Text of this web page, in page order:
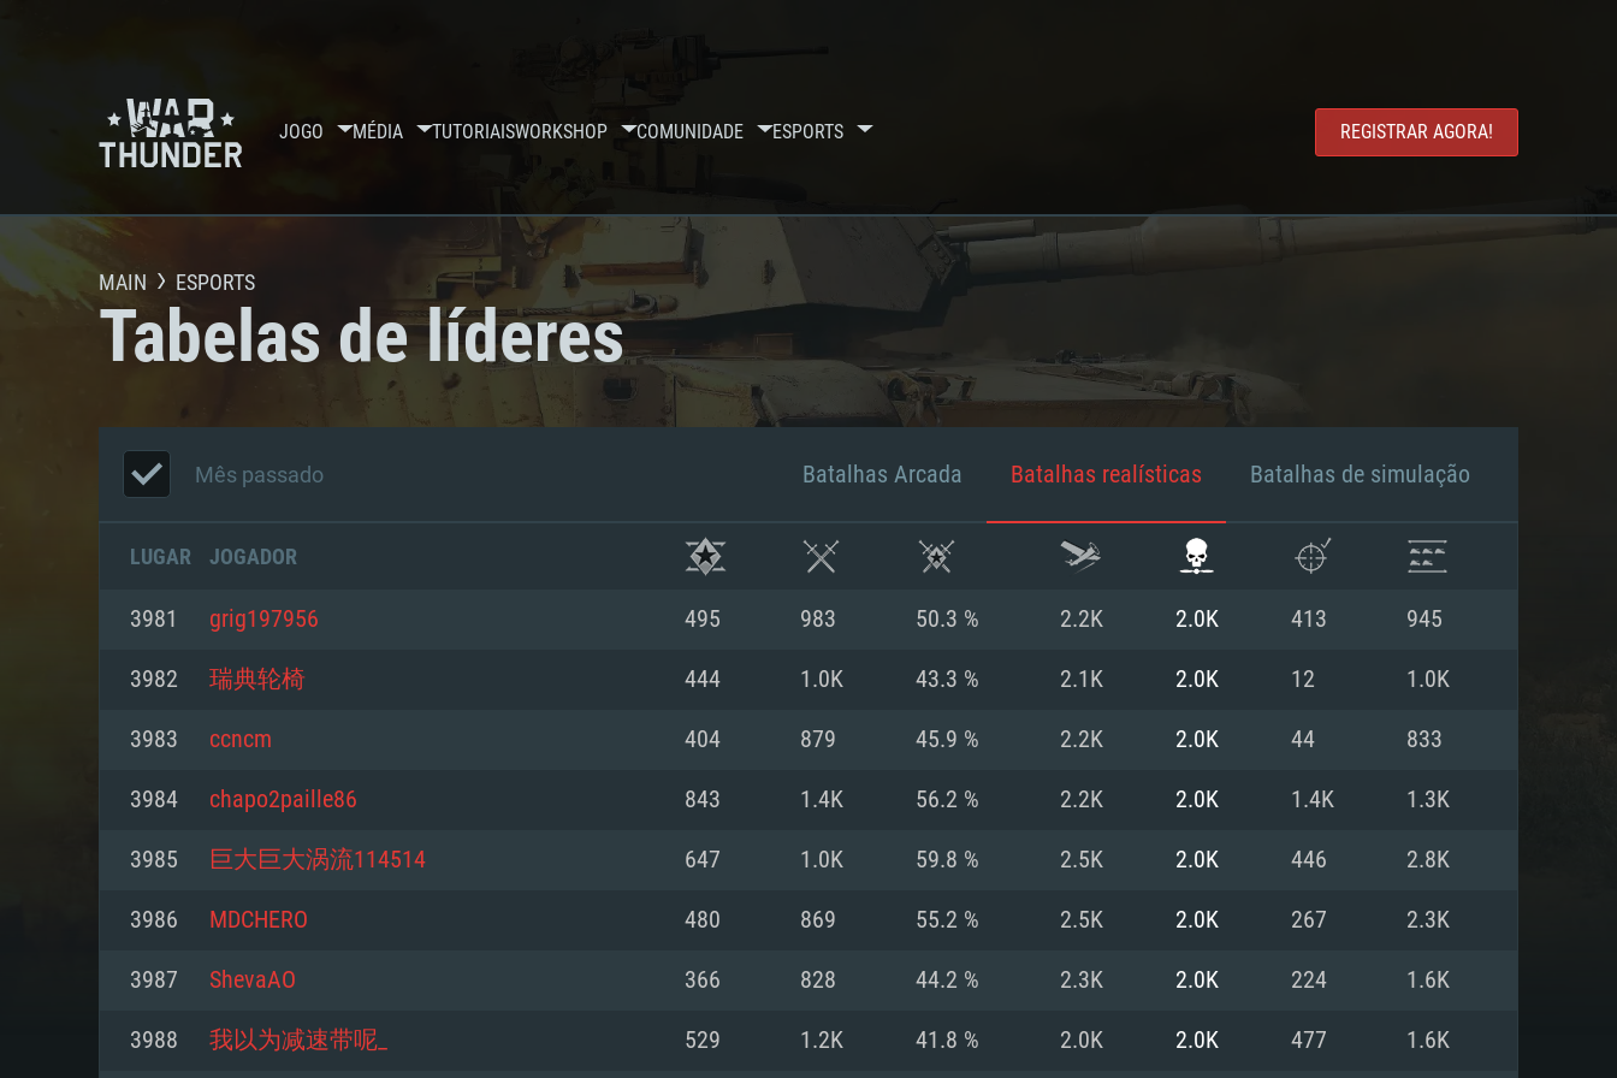
JOGO MÉDIA TUTORIAISWORKSHOP COMUNIDADE ESPORTS REGISTRAR AGORA!
REQUERIMENTOS DE SISTEMA
MAIN ESPORTS
Tabelas de líderes
Mês passado Batalhas Arcada Batalhas realísticas Batalhas de simulação
LUGAR JOGADOR
3981 grig197956 495 983 50.3 % 2.2K 2.0K 413 945
3982 瑞典轮椅 444 1.0K 43.3 % 2.1K 2.0K 12 1.0K
3983 ccncm 404 879 45.9 % 2.2K 2.0K 44 833
3984 chapo2paille86 843 1.4K 56.2 % 2.2K 2.0K 1.4K 1.3K
3985 巨大巨大涡流114514 647 1.0K 59.8 % 2.5K 2.0K 446 2.8K
3986 MDCHERO 480 869 55.2 % 2.5K 2.0K 267 2.3K
3987 ShevaAO 366 828 44.2 % 2.3K 2.0K 224 1.6K
3988 我以为减速带呢_ 529 1.2K 41.8 % 2.0K 2.0K 477 1.6K